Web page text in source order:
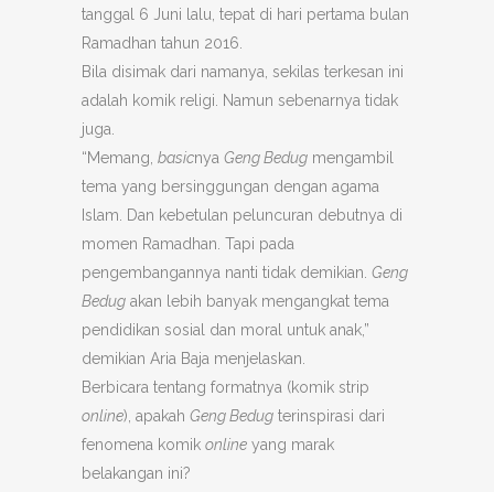
tanggal 6 Juni lalu, tepat di hari pertama bulan
Ramadhan tahun 2016.
Bila disimak dari namanya, sekilas terkesan ini
adalah komik religi. Namun sebenarnya tidak
juga.
“Memang, basicnya Geng Bedug mengambil
tema yang bersinggungan dengan agama
Islam. Dan kebetulan peluncuran debutnya di
momen Ramadhan. Tapi pada
pengembangannya nanti tidak demikian. Geng
Bedug akan lebih banyak mengangkat tema
pendidikan sosial dan moral untuk anak,”
demikian Aria Baja menjelaskan.
Berbicara tentang formatnya (komik strip
online), apakah Geng Bedug terinspirasi dari
fenomena komik online yang marak
belakangan ini?